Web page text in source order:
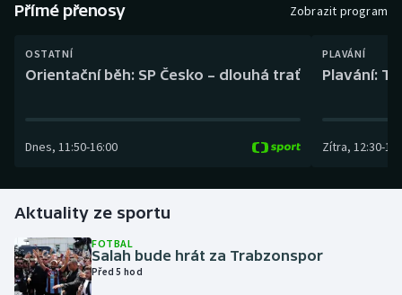
Dostihy
Futsal
Gymnastika
Házená
Přímé přenosy Zobrazit program
OSTATNÍ
Orientační běh: SP Česko – dlouhá trať
Dnes, 11:50-16:00
PLAVÁNÍ
Plavání:
Zítra, 12:30-
Aktuality ze sportu
FOTBAL
Salah bude hrát za Trabzonspor
Před 5 hod